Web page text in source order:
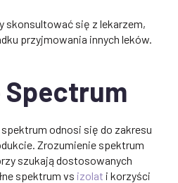
skonsultować się z lekarzem,
przyjmowania innych leków.
Spectrum
odnosi się do zakresu
Zrozumienie spektrum
szukają dostosowanych
spektrum vs izolat i korzyści